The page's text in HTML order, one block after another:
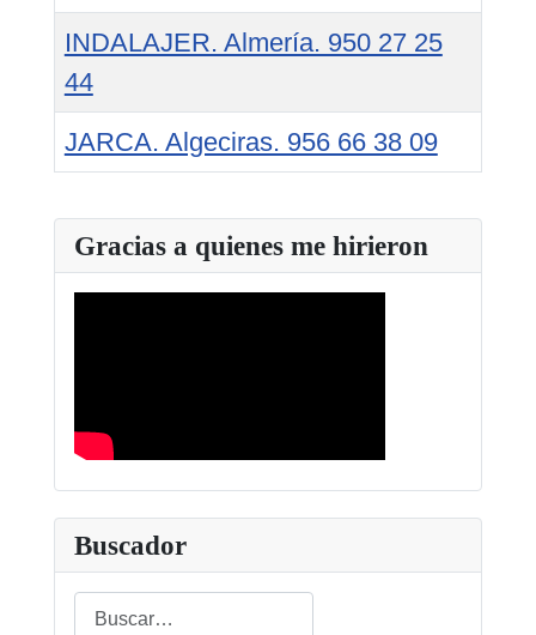
INDALAJER. Almería. 950 27 25
44
JARCA. Algeciras. 956 66 38 09
Gracias a quienes me hirieron
Buscador
Buscar